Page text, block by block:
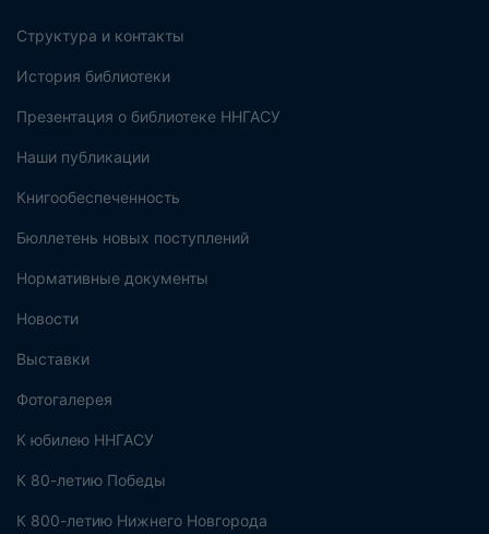
Структура и контакты
История библиотеки
Презентация о библиотеке ННГАСУ
Наши публикации
Книгообеспеченность
Бюллетень новых поступлений
Нормативные документы
Новости
Выставки
Фотогалерея
К юбилею ННГАСУ
К 80-летию Победы
К 800-летию Нижнего Новгорода